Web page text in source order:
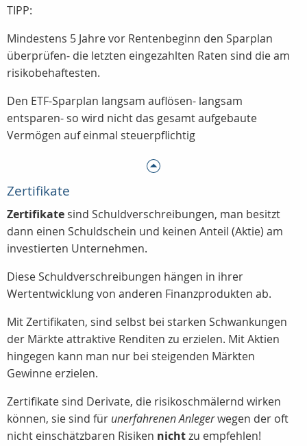
TIPP:
Mindestens 5 Jahre vor Rentenbeginn den Sparplan
überprüfen- die letzten eingezahlten Raten sind die am
risikobehaftesten.
Den ETF-Sparplan langsam auflösen- langsam
entsparen- so wird nicht das gesamt aufgebaute
Vermögen auf einmal steuerpflichtig
Zertifikate
Zertifikate sind Schuldverschreibungen, man besitzt
dann einen Schuldschein und keinen Anteil (Aktie) am
investierten Unternehmen.
Diese Schuldverschreibungen hängen in ihrer
Wertentwicklung von anderen Finanzprodukten ab.
Mit Zertifikaten, sind selbst bei starken Schwankungen
der Märkte attraktive Renditen zu erzielen. Mit Aktien
hingegen kann man nur bei steigenden Märkten
Gewinne erzielen.
Zertifikate sind Derivate, die risikoschmälernd wirken
können, sie sind für unerfahrenen Anlegerwegen der oft
nicht einschätzbaren Risiken nichtzu empfehlen!